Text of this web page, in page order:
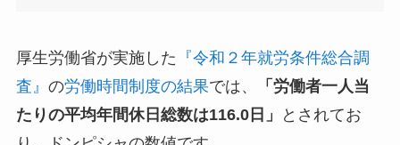
厚生労働省が実施した 『令和２年就労条件総合調
査』 の労働時間制度の結果では、
「労働者一人当
たりの平均年間休日総数は116.0日」
とされてお